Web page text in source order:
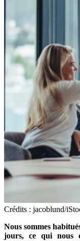
Crédits : jacoblund/
Nous sommes
jours, ce qui nous